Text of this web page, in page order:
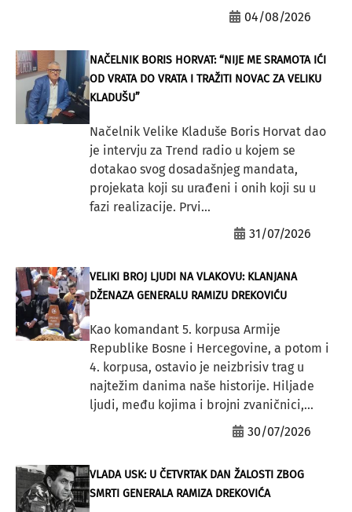
04/08/2026
NAČELNIK BORIS HORVAT: “NIJE ME SRAMOTA IĆI
OD VRATA DO VRATA I TRAŽITI NOVAC ZA VELIKU
KLADUŠU”
Načelnik Velike Kladuše Boris Horvat dao
je intervju za Trend radio u kojem se
dotakao svog dosadašnjeg mandata,
projekata koji su urađeni i onih koji su u
fazi realizacije. Prvi...
31/07/2026
VELIKI BROJ LJUDI NA VLAKOVU: KLANJANA
DŽENAZA GENERALU RAMIZU DREKOVIĆU
Kao komandant 5. korpusa Armije
Republike Bosne i Hercegovine, a potom i
4. korpusa, ostavio je neizbrisiv trag u
najtežim danima naše historije. Hiljade
ljudi, među kojima i brojni zvaničnici,...
30/07/2026
VLADA USK: U ČETVRTAK DAN ŽALOSTI ZBOG
SMRTI GENERALA RAMIZA DREKOVIĆA